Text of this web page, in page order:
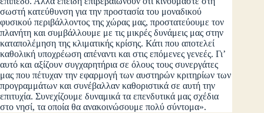
σωστή κατεύθυνση για την προστασία του μοναδικού
φυσικού περιβάλλοντος της χώρας μας, προστατεύουμε τον
πλανήτη και συμβάλλουμε με τις μικρές δυνάμεις μας στην
καταπολέμηση της κλιματικής κρίσης. Κάτι που αποτελεί
καθολική υποχρέωση απέναντι και στις επόμενες γενεές. Γι’
αυτό και αξίζουν συγχαρητήρια σε όλους τους συνεργάτες
μας που πέτυχαν την εφαρμογή των αυστηρών κριτηρίων των
προγραμμάτων και συνέβαλλαν καθοριστικά σε αυτή την
επιτυχία. Συνεχίζουμε δυναμικά τα επενδυτικά μας σχέδια
στο νησί, τα οποία θα ανακοινώσουμε πολύ σύντομα».